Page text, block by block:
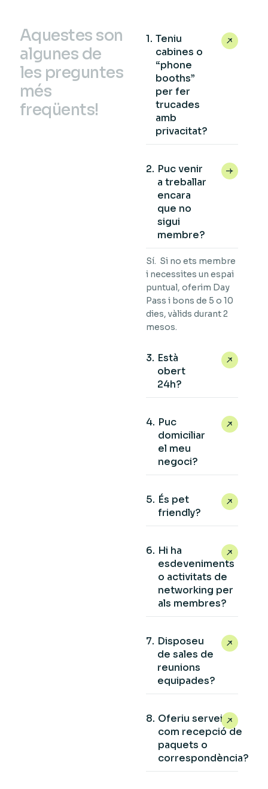
Aquestes son
algunes de
les preguntes
més
freqüents!
Teniu
cabines o
“phone
booths”
per fer
trucades
amb
privacitat?
Puc venir
a treballar
encara
que no
sigui
membre?
Sí. Si no ets membre
i necessites un espai
puntual, oferim Day
Pass i bons de 5 o 10
dies, vàlids durant 2
mesos.
Està
obert
24h?
Puc
domiciliar
el meu
negoci?
És pet
friendly?
Hi ha
esdeveniments
o activitats de
networking per
als membres?
Disposeu
de sales de
reunions
equipades?
Oferiu serveis
com recepció de
paquets o
correspondència?